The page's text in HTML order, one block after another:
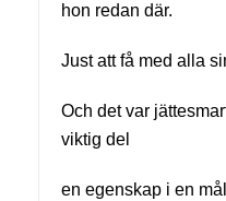
hon redan där.
Just att få med alla
Och det var
viktig del
en egenskap i en